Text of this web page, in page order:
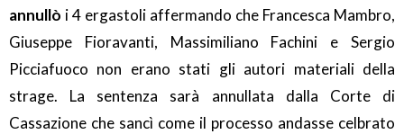
annullò i 4 ergastoli affermando che Francesca Mambro,
Giuseppe Fioravanti, Massimiliano Fachini e Sergio
Picciafuoco non erano stati gli autori materiali della
strage. La sentenza sarà annullata dalla Corte di
Cassazione che sancì come il processo andasse celbrato